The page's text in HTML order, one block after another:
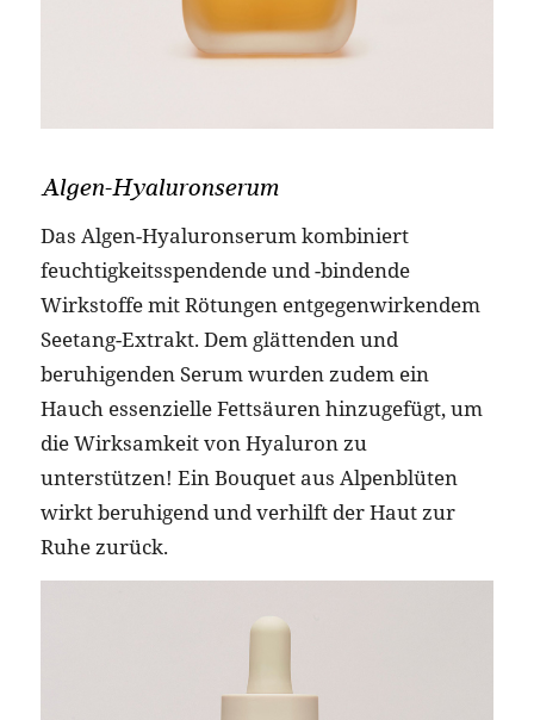
Algen-Hyaluronserum
Das Algen-Hyaluronserum kombiniert
feuchtigkeitsspendende und -bindende
Wirkstoffe mit Rötungen entgegenwirkendem
Seetang-Extrakt. Dem glättenden und
beruhigenden Serum wurden zudem ein
Hauch essenzielle Fettsäuren hinzugefügt, um
die Wirksamkeit von Hyaluron zu
unterstützen! Ein Bouquet aus Alpenblüten
wirkt beruhigend und verhilft der Haut zur
Ruhe zurück.